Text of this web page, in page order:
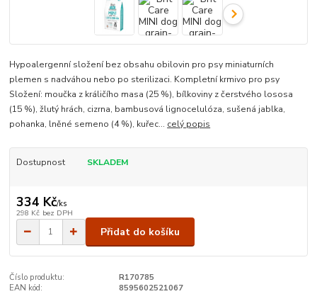
Hypoalergenní složení bez obsahu obilovin pro psy miniaturních
plemen s nadváhou nebo po sterilizaci. Kompletní krmivo pro psy
Složení: moučka z králičího masa (25 %), bílkoviny z čerstvého lososa
(15 %), žlutý hrách, cizrna, bambusová lignocelulóza, sušená jablka,
pohanka, lněné semeno (4 %), kuřec... celý popis
Dostupnost SKLADEM
334 Kč/ks
298 Kč bez DPH
Přidat do košíku
Číslo produktu:
R170785
EAN kód:
8595602521067